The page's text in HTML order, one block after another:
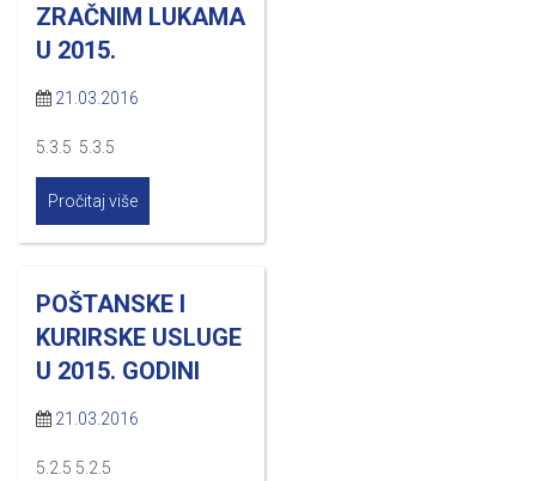
ZRAČNIM LUKAMA
U 2015.
21.03.2016
5.3.5 5.3.5
Pročitaj više
POŠTANSKE I
KURIRSKE USLUGE
U 2015. GODINI
21.03.2016
5.2.5 5.2.5